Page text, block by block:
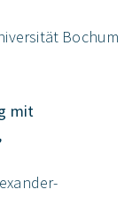
Bochum
mit